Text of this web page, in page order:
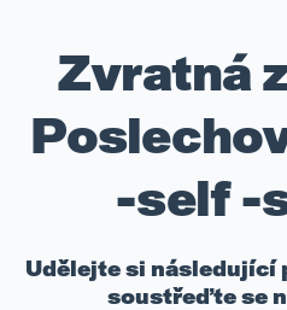
Zvratná
-self -
Udělejte si následující
soustřeďte se